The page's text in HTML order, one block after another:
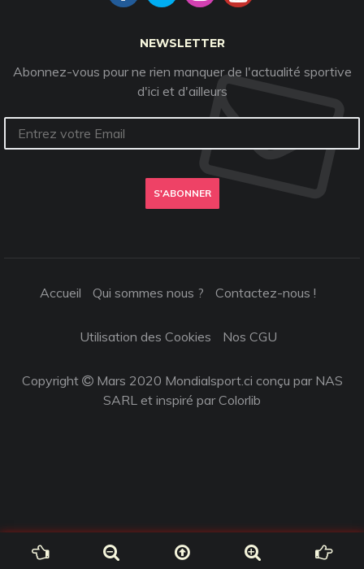
NEWSLETTER
Abonnez-vous pour ne rien manquer de l'actualité sportive
d'ici et d'ailleurs
S'ABONNER
Accueil Qui sommes nous ? Contactez-nous !
Utilisation des Cookies Nos CGU
Copyright
Mars 2020 Mondialsport.ci conçu par NAS
SARL et inspiré parColorlib